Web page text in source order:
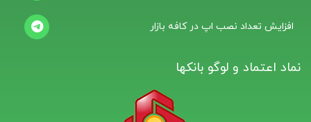
افزایش تعداد نصب اپ در کافه بازار
نماد اعتماد و لوگو بانکها